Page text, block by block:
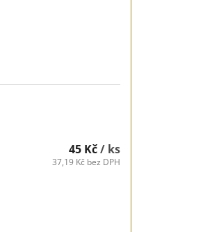
45 Kč/ ks
37,19 Kč bez DPH